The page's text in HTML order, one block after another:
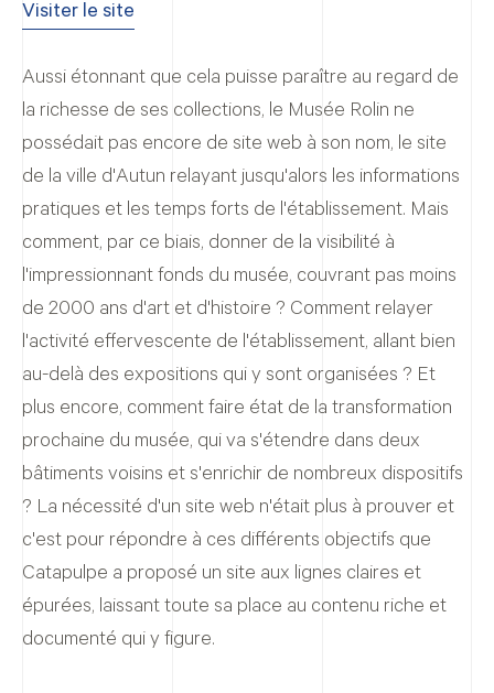
Visiter le site
Aussi étonnant que cela puisse paraître au regard de
la richesse de ses collections, le Musée Rolin ne
possédait pas encore de site web à son nom, le site
de la ville d'Autun relayant jusqu'alors les informations
pratiques et les temps forts de l'établissement. Mais
comment, par ce biais, donner de la visibilité à
l'impressionnant fonds du musée, couvrant pas moins
de 2000 ans d'art et d'histoire ? Comment relayer
l'activité effervescente de l'établissement, allant bien
au-delà des expositions qui y sont organisées ? Et
plus encore, comment faire état de la transformation
prochaine du musée, qui va s'étendre dans deux
bâtiments voisins et s'enrichir de nombreux dispositifs
? La nécessité d'un site web n'était plus à prouver et
c'est pour répondre à ces différents objectifs que
Catapulpe a proposé un site aux lignes claires et
épurées, laissant toute sa place au contenu riche et
documenté qui y figure.